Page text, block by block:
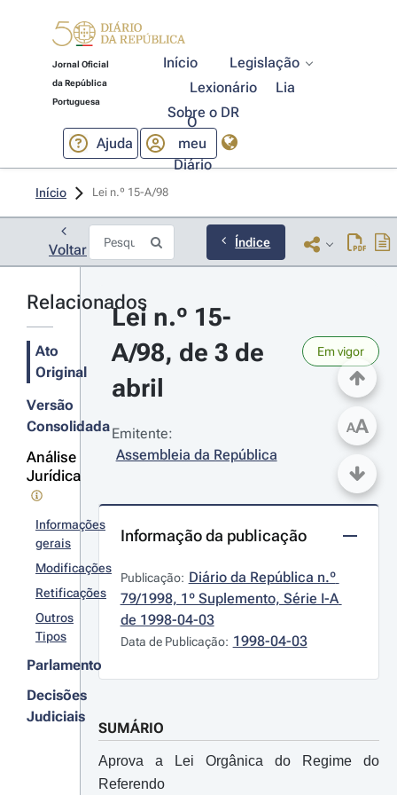
Jornal Oficial
da República
Portuguesa
Início
Legislação
Lexionário
Lia
Sobre o DR
Ajuda
O
meu
Diário
Início Lei n.º 15-A/98
Voltar Índice
Relacionados
Ato
Original
Versão
Consolidada
Análise
Jurídica
Informações
gerais
Modificações
Retificações
Outros
Tipos
Parlamento
Decisões
Judiciais
Lei n.º 15-
A/98, de 3 de
abril
Em vigor
Emitente:
Assembleia da República
Informação da publicação
Publicação: Diário da República n.º
79/1998, 1º Suplemento, Série I-A
de 1998-04-03
Data de Publicação: 1998-04-03
SUMÁRIO
Aprova a Lei Orgânica do Regime do
Referendo
AA